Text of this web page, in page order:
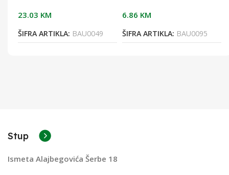
23.03 KM
ŠIFRA ARTIKLA: BAU0049
6.86 KM
ŠIFRA ARTIKLA: BAU0095
Stup
Ismeta Alajbegovića Šerbe 18